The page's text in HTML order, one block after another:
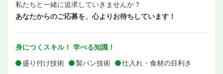
私たちと一緒に追求していきませんか？
あなたからのご応募を、心よりお待ちしています！
身につくスキル！ 学べる知識！
盛り付け技術
製パン技術 仕入れ・食材の目利き